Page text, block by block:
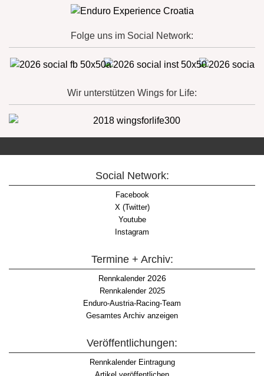
Folge uns im Social Network:
Wir unterstützen Wings for Life:
Social Network:
Facebook
X (Twitter)
Youtube
Instagram
Termine + Archiv:
Rennkalender2026
Rennkalender 2025
Enduro-Austria-Racing-Team
Gesamtes Archiv anzeigen
Veröffentlichungen:
Rennkalender Eintragung